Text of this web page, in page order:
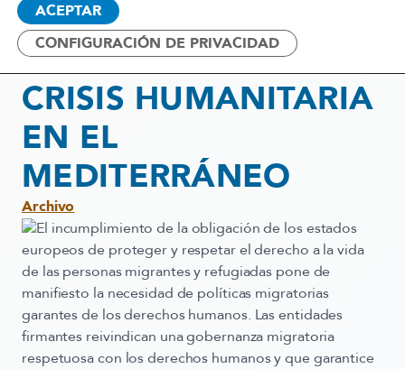
28 agosto, 2019
MIGRACIONES Y
CRISIS HUMANITARIA
EN EL
MEDITERRÁNEO
Archivo
El incumplimiento de la obligación de los estados
europeos de proteger y respetar el derecho a la vida
de las personas migrantes y refugiadas pone de
manifiesto la necesidad de políticas migratorias
garantes de los derechos humanos. Las entidades
firmantes reivindican una gobernanza migratoria
respetuosa con los derechos humanos y que garantice
ACEPTAR
CONFIGURACIÓN DE PRIVACIDAD